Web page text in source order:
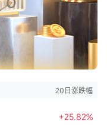
20日涨跌幅
+25.82%